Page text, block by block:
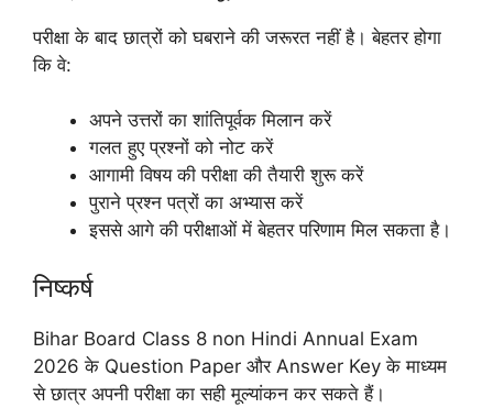
परीक्षा के बाद छात्रों को घबराने की जरूरत नहीं है। बेहतर होगा
कि वे:
अपने उत्तरों का शांतिपूर्वक मिलान करें
गलत हुए प्रश्नों को नोट करें
आगामी विषय की परीक्षा की तैयारी शुरू करें
पुराने प्रश्न पत्रों का अभ्यास करें
इससे आगे की परीक्षाओं में बेहतर परिणाम मिल सकता है।
निष्कर्ष
Bihar Board Class 8 non Hindi Annual Exam
2026 के Question Paper और Answer Key के माध्यम
से छात्र अपनी परीक्षा का सही मूल्यांकन कर सकते हैं।